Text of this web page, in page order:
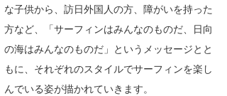
な子供から、訪日外国人の方、障がいを持った
方など、「サーフィンはみんなのものだ、日向
の海はみんなのものだ」というメッセージとと
もに、それぞれのスタイルでサーフィンを楽し
んでいる姿が描かれていきます。
mitz
OYZ